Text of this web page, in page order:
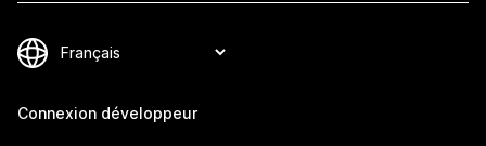
Connexion développeur